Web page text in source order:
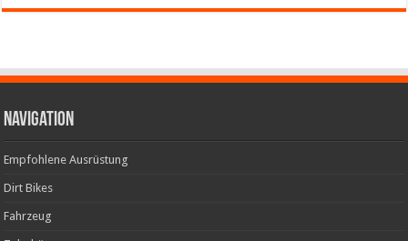
Navigation
Empfohlene Ausrüstung
Dirt Bikes
Fahrzeug